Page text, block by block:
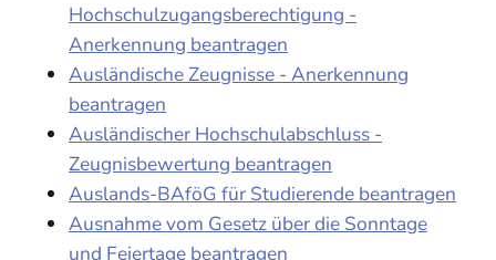
Hochschulzugangsberechtigung -
Anerkennung beantragen
Ausländische Zeugnisse - Anerkennung
beantragen
Ausländischer Hochschulabschluss -
Zeugnisbewertung beantragen
Auslands-BAföG für Studierende beantragen
Ausnahme vom Gesetz über die Sonntage
und Feiertage beantragen